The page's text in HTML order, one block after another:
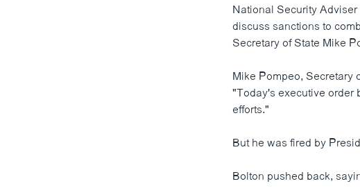
National Security
discuss sanctions to
Secretary of State Mike
Mike Pompeo, Secretary
"Today's executive order
efforts."
But he was fired by
Bolton pushed back,